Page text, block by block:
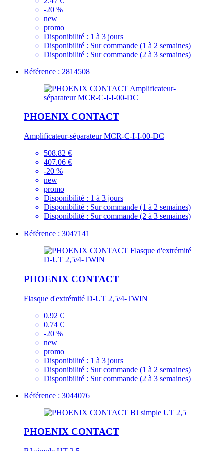
-20 %
new
promo
Disponibilité : 1 à 3 jours
Disponibilité : Sur commande (1 à 2 semaines)
Disponibilité : Sur commande (2 à 3 semaines)
Référence : 2814508
PHOENIX CONTACT
Amplificateur-séparateur MCR-C-I-I-00-DC
508.82 €
407.06 €
-20 %
new
promo
Disponibilité : 1 à 3 jours
Disponibilité : Sur commande (1 à 2 semaines)
Disponibilité : Sur commande (2 à 3 semaines)
Référence : 3047141
PHOENIX CONTACT
Flasque d'extrémité D-UT 2,5/4-TWIN
0.92 €
0.74 €
-20 %
new
promo
Disponibilité : 1 à 3 jours
Disponibilité : Sur commande (1 à 2 semaines)
Disponibilité : Sur commande (2 à 3 semaines)
Référence : 3044076
PHOENIX CONTACT